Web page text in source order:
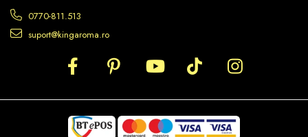
0770-811.513
suport@kingaroma.ro